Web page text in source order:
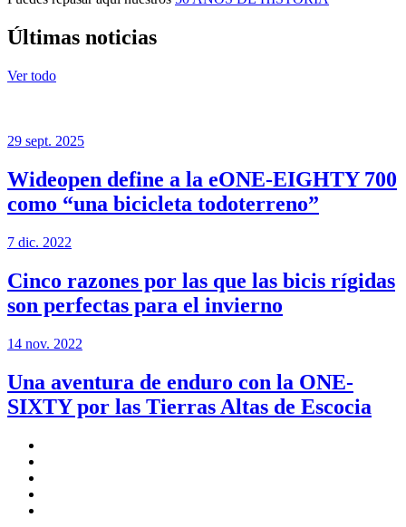
Últimas noticias
Ver todo
29 sept. 2025
Wideopen define a la eONE-EIGHTY 700
como “una bicicleta todoterreno”
7 dic. 2022
Cinco razones por las que las bicis rígidas
son perfectas para el invierno
14 nov. 2022
Una aventura de enduro con la ONE-
SIXTY por las Tierras Altas de Escocia